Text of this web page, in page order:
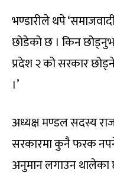
भण्डारीले थपे
छोडेको छ । किन
प्रदेश २ को सरकार
।’
अध्यक्ष मण्डल सदस्य
सरकारमा कुनै फरक
अनुमान लगाउन थालेका